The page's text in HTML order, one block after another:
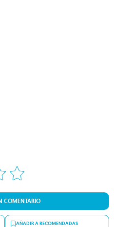
COMENTARIO
AÑADIR A RECOMENDADAS